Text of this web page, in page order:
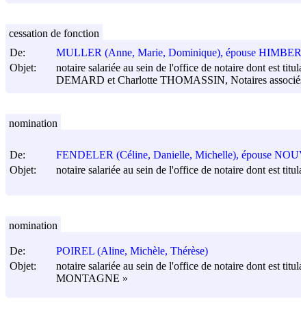
De:
MULLER (Anne, Marie, Dominique), épouse HIMBER
Objet:
notaire salariée au sein de l'office de notaire dont est
DEMARD et Charlotte THOMASSIN, Notaires
cessation de fonction
De:
FENDELER (Céline, Danielle, Michelle), épouse
Objet:
notaire salariée au sein de l'office de notaire dont est
nomination
De:
POIREL (Aline, Michèle, Thérèse)
Objet:
notaire salariée au sein de l'office de notaire dont est
MONTAGNE »
nomination